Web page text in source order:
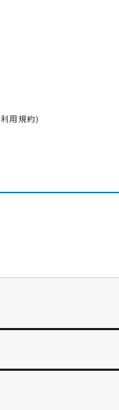
利用規約)